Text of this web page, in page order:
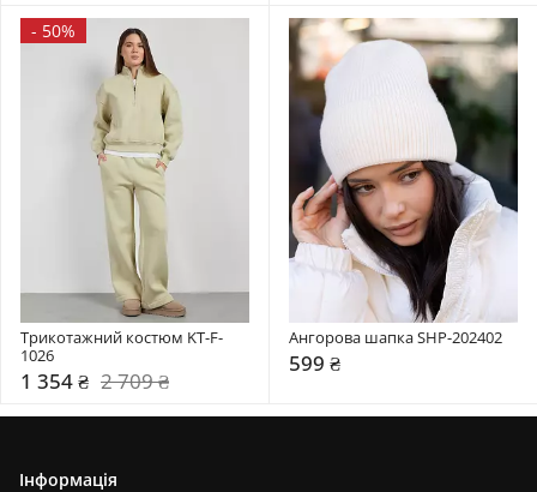
- 50%
Трикотажний костюм KT-F-
1026
1 354 ₴ 2 709 ₴
Ангорова шапка SHP-202402
599 ₴
Інформація